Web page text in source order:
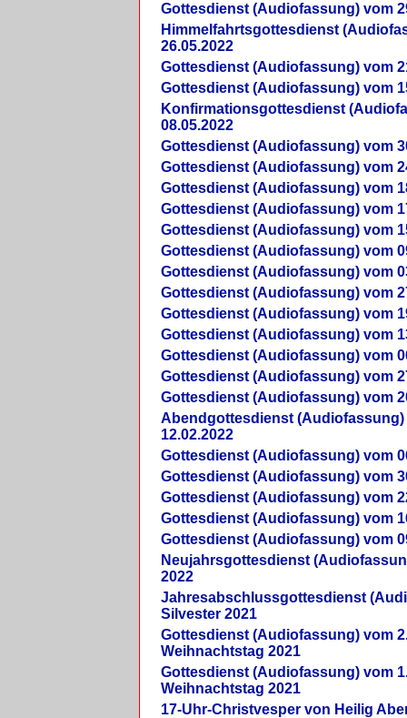
Gottesdienst (Audiofassung) vom
Himmelfahrtsgottesdienst
26.05.2022
Gottesdienst (Audiofassung) vom
Gottesdienst (Audiofassung) vom
Konfirmationsgottesdienst
08.05.2022
Gottesdienst (Audiofassung) vom
Gottesdienst (Audiofassung) vom
Gottesdienst (Audiofassung) vom
Gottesdienst (Audiofassung) vom
Gottesdienst (Audiofassung) vom
Gottesdienst (Audiofassung) vom
Gottesdienst (Audiofassung) vom
Gottesdienst (Audiofassung) vom
Gottesdienst (Audiofassung) vom
Gottesdienst (Audiofassung) vom
Gottesdienst (Audiofassung) vom
Gottesdienst (Audiofassung) vom
Gottesdienst (Audiofassung) vom
Abendgottesdienst (Audiofassung)
12.02.2022
Gottesdienst (Audiofassung) vom
Gottesdienst (Audiofassung) vom
Gottesdienst (Audiofassung) vom
Gottesdienst (Audiofassung) vom
Gottesdienst (Audiofassung) vom
Neujahrsgottesdienst
2022
Jahresabschlussgottesdienst
Silvester 2021
Gottesdienst (Audiofassung) vom
Weihnachtstag 2021
Gottesdienst (Audiofassung) vom
Weihnachtstag 2021
17-Uhr-Christvesper von Heilig